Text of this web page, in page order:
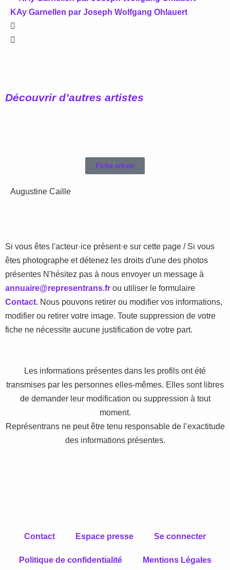
KAy Garnellen par Joseph Wolfgang Ohlauert
Découvrir d’autres artistes
Fiche artiste
Augustine Caille
Si vous êtes l'acteur·ice présent·e sur cette page / Si vous
êtes photographe et détenez les droits d'une des photos
présentes N'hésitez pas à nous envoyer un message à
annuaire@representrans.fr ou utiliser le formulaire
Contact. Nous pouvons retirer ou modifier vos informations,
modifier ou retirer votre image. Toute suppression de votre
fiche ne nécessite aucune justification de votre part.
Les informations présentes dans les profils ont été
transmises par les personnes elles-mêmes. Elles sont libres
de demander leur modification ou suppression à tout
moment.
Représentrans ne peut être tenu responsable de l’exactitude
des informations présentes.
Contact Espace presse Se connecter
Politique de confidentialité Mentions Légales